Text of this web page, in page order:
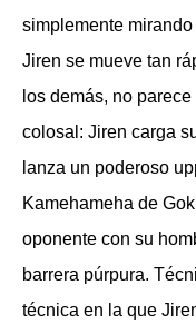
simplemente
Jiren se mueve tan
los demás, no
colosal: Jiren carga
lanza un poderoso
Kamehameha de
oponente con su
barrera púrpura.
técnica en la que